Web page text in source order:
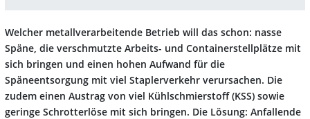
Welcher metallverarbeitende Betrieb will das schon: nasse
Späne, die verschmutzte Arbeits- und Containerstellplätze mit
sich bringen und einen hohen Aufwand für die
Späneentsorgung mit viel Staplerverkehr verursachen. Die
zudem einen Austrag von viel Kühlschmierstoff (KSS) sowie
geringe Schrotterlöse mit sich bringen. Die Lösung: Anfallende